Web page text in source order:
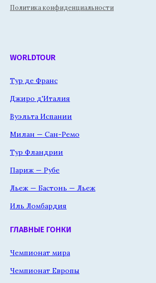
Политика конфиденциальности
WORLDTOUR
Тур де Франс
Джиро д'Италия
Вуэльта Испании
Милан — Сан-Ремо
Тур Фландрии
Париж — Рубе
Льеж — Бастонь — Льеж
Иль Ломбардия
ГЛАВНЫЕ ГОНКИ
Чемпионат мира
Чемпионат Европы